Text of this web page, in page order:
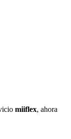
miiflex, ahora